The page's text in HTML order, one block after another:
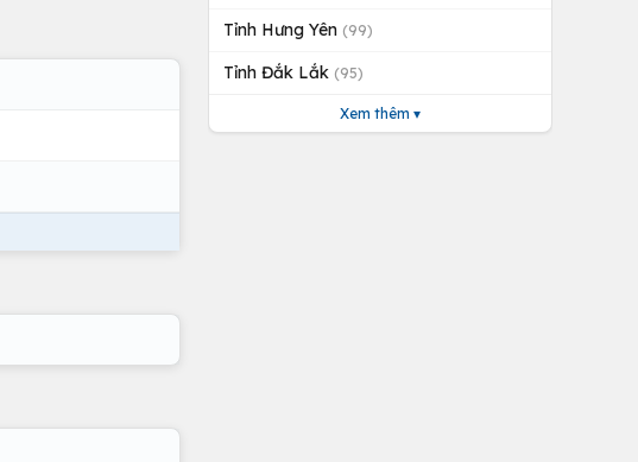
Tỉnh Hưng Yên (99)
Tỉnh Đắk Lắk (95)
Xem thêm ▾